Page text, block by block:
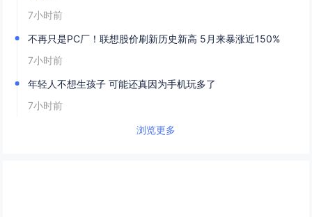
7小时前
不再只是PC厂！联想股价刷新历史新高 5月来暴涨近150%
7小时前
年轻人不想生孩子 可能还真因为手机玩多了
7小时前
浏览更多